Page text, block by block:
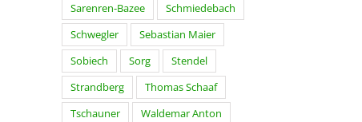
Sarenren-Bazee
Schmiedebach
Schwegler
Sebastian Maier
Sobiech
Sorg
Stendel
Strandberg
Thomas Schaaf
Tschauner
Waldemar Anton